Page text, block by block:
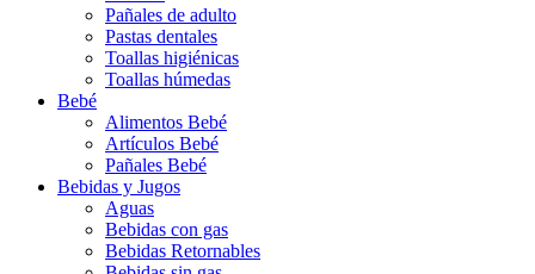
Pañales de adulto
Pastas dentales
Toallas higiénicas
Toallas húmedas
Bebé
Alimentos Bebé
Artículos Bebé
Pañales Bebé
Bebidas y Jugos
Aguas
Bebidas con gas
Bebidas Retornables